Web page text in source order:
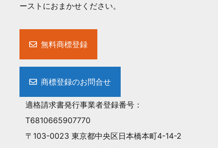
ーストにおまかせください。
無料商標登録
商標登録のお問合せ
適格請求書発行事業者登録番号：
T6810665907770
〒103-0023 東京都中央区日本橋本町4-14-2